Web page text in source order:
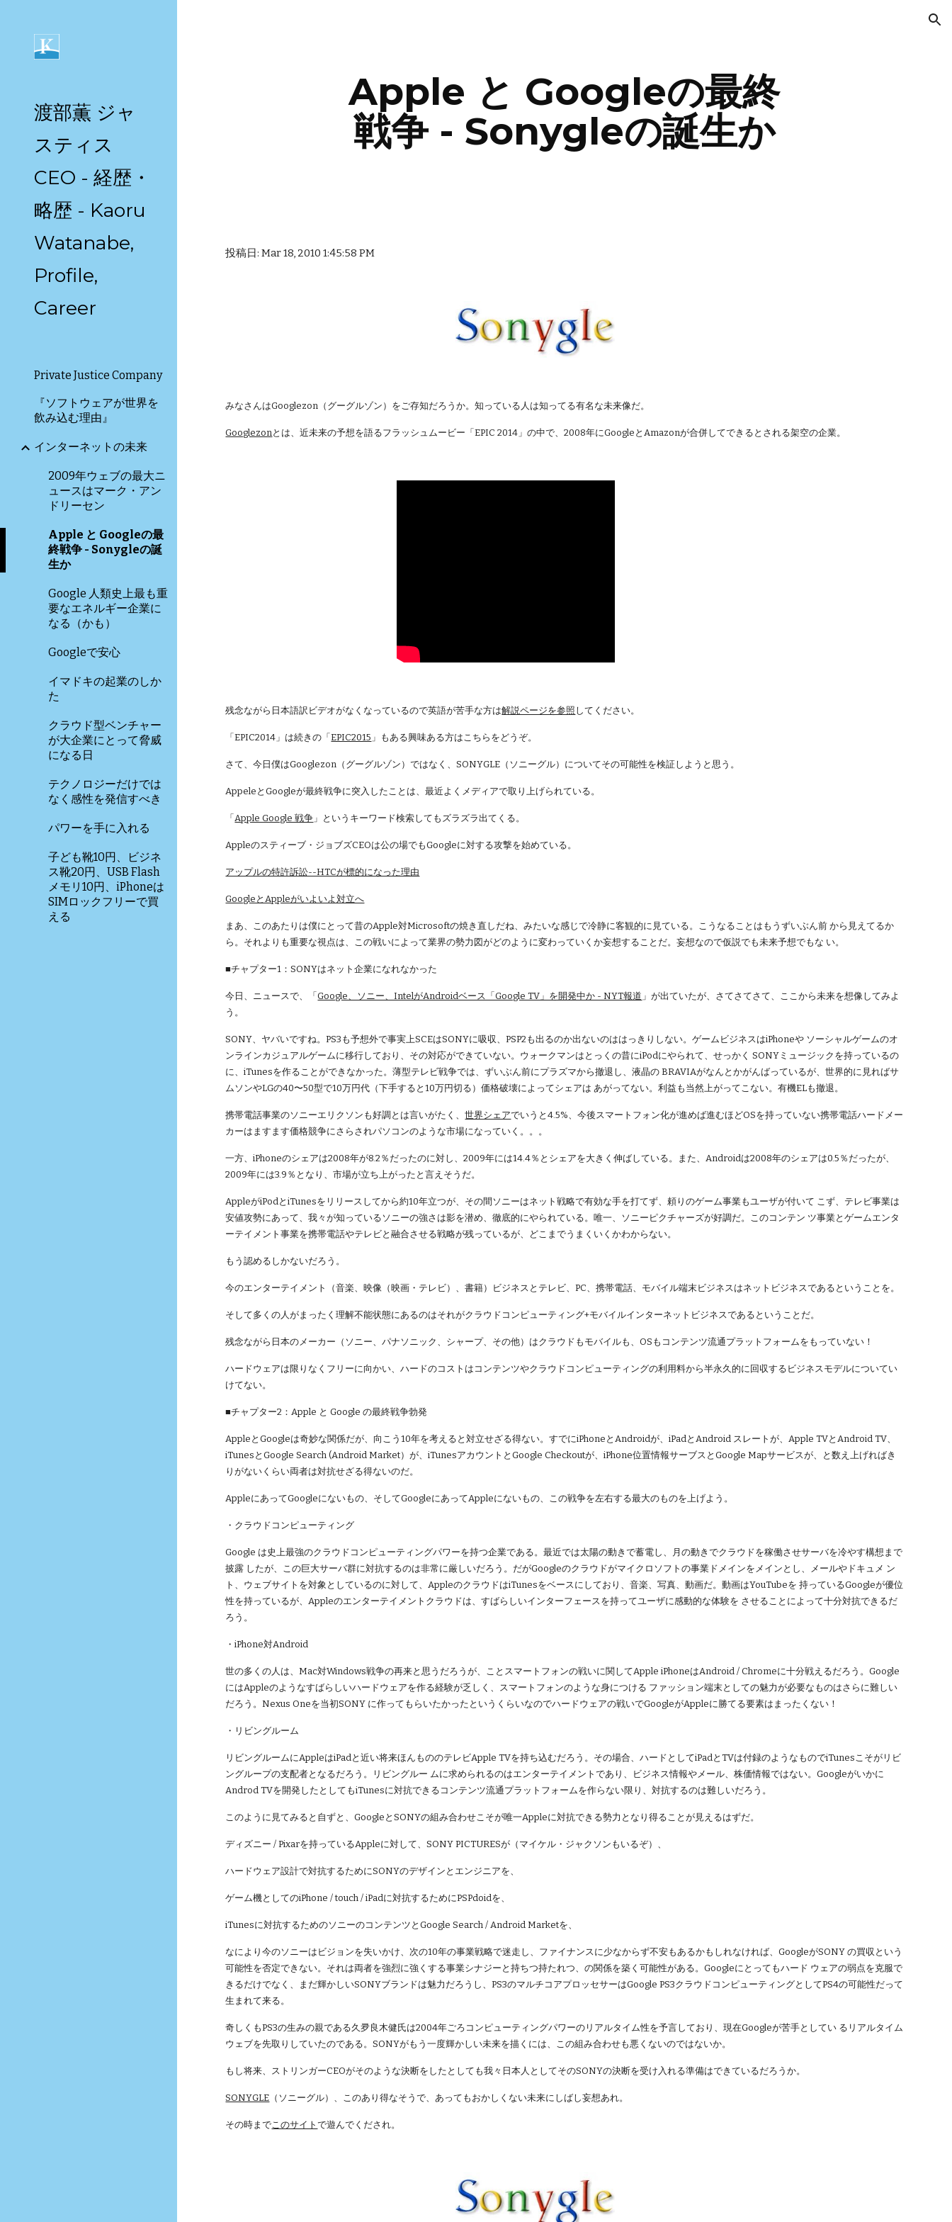
渡部薫 ジャ
スティス
CEO - 経歴・
略歴 - Kaoru
Watanabe,
Profile,
Career
Private Justice Company
『ソフトウェアが世界を
飲み込む理由』
インターネットの未来
2009年ウェブの最大ニ
ュースはマーク・アン
ドリーセン
Apple と Googleの最
終戦争 - Sonygleの誕
生か
Google 人類史上最も重
要なエネルギー企業に
なる（かも）
Googleで安心
イマドキの起業のしか
た
クラウド型ベンチャー
が大企業にとって脅威
になる日
テクノロジーだけでは
なく感性を発信すべき
パワーを手に入れる
子ども靴10円、ビジネ
ス靴20円、USB Flash
メモリ10円、iPhoneは
SIMロックフリーで買
える
Apple と Googleの最終
戦争 - Sonygleの誕生か
投稿日: Mar 18, 2010 1:45:58 PM
みなさんはGooglezon（グーグルゾン）をご存知だろうか。知っている人は知ってる有名な未来像だ。
Googlezonとは、近未来の予想を語るフラッシュムービー「EPIC 2014」の中で、2008年にGoogleとAmazonが合併してできるとされる架空の企業。
残念ながら日本語訳ビデオがなくなっているので英語が苦手な方は解説ページを参照 してください。
「EPIC2014」は続きの「EPIC2015 」もある興味ある方はこちらをどうぞ。
さて、今日僕はGooglezon（グーグルゾン）ではなく、SONYGLE（ソニーグル）についてその可能性を検証しようと思う。
AppeleとGoogleが最終戦争に突入したことは、最近よくメディアで取り上げられている。
「Apple Google 戦争 」というキーワード検索してもズラズラ出てくる。
Appleのスティーブ・ジョブズCEOは公の場でもGoogleに対する攻撃を始めている。
アップルの特許訴訟--HTCが標的になった理由
GoogleとAppleがいよいよ対立へ
まあ、このあたりは僕にとって昔のApple対Microsoftの焼き直しだね、みたいな感じで冷静に客観的に見ている。こうなることはもうずいぶん前 から見えてるか
ら。それよりも重要な視点は、この戦いによって業界の勢力図がどのように変わっていくか妄想することだ。妄想なので仮説でも未来予想でもな い。
■チャプター1：SONYはネット企業になれなかった
今日、ニュースで、「Google、ソニー、IntelがAndroidベース「Google TV」を開発中か - NYT報道 」が出ていたが、さてさてさて、ここから未来を想像してみよ
う。
SONY、ヤバいですね。PS3も予想外で事実上SCEはSONYに吸収、PSP2も出るのか出ないのははっきりしない。ゲームビジネスはiPhoneや ソーシャルゲームのオ
ンラインカジュアルゲームに移行しており、その対応ができていない。ウォークマンはとっくの昔にiPodにやられて、せっかく SONYミュージックを持っているの
に、iTunesを作ることができなかった。薄型テレビ戦争では、ずいぶん前にプラズマから撤退し、液晶の BRAVIAがなんとかがんばっているが、世界的に見ればサ
ムソンやLGの40〜50型で10万円代（下手すると10万円切る）価格破壊によってシェアは あがってない。利益も当然上がってこない。有機ELも撤退。
携帯電話事業のソニーエリクソンも好調とは言いがたく、世界シェアでいうと4.5%、今後スマートフォン化が進めば進むほどOSを持っていない携帯電話ハードメー
カーはますます価格競争にさらされパソコンのような市場になっていく。。。
一方、iPhoneのシェアは2008年が8.2％だったのに対し、2009年には14.4％とシェアを大きく伸ばしている。また、Androidは2008年のシェアは0.5％だったが、
2009年には3.9％となり、市場が立ち上がったと言えそうだ。
AppleがiPodとiTunesをリリースしてから約10年立つが、その間ソニーはネット戦略で有効な手を打てず、頼りのゲーム事業もユーザが付いて こず、テレビ事業は
安値攻勢にあって、我々が知っているソニーの強さは影を潜め、徹底的にやられている。唯一、ソニーピクチャーズが好調だ。このコンテン ツ事業とゲームエンタ
ーテイメント事業を携帯電話やテレビと融合させる戦略が残っているが、どこまでうまくいくかわからない。
もう認めるしかないだろう。
今のエンターテイメント（音楽、映像（映画・テレビ）、書籍）ビジネスとテレビ、PC、携帯電話、モバイル端末ビジネスはネットビジネスであるということを。
そして多くの人がまったく理解不能状態にあるのはそれがクラウドコンピューティング+モバイルインターネットビジネスであるということだ。
残念ながら日本のメーカー（ソニー、パナソニック、シャープ、その他）はクラウドもモバイルも、OSもコンテンツ流通プラットフォームをもっていない！
ハードウェアは限りなくフリーに向かい、ハードのコストはコンテンツやクラウドコンピューティングの利用料から半永久的に回収するビジネスモデルについてい
けてない。
■チャプター2：Apple と Google の最終戦争勃発
AppleとGoogleは奇妙な関係だが、向こう10年を考えると対立せざる得ない。すでにiPhoneとAndroidが、iPadとAndroid スレートが、Apple TVとAndroid TV、
iTunesとGoogle Search (Android Market）が、iTunesアカウントとGoogle Checkoutが、iPhone位置情報サーブスとGoogle Mapサービスが、と数え上げればき
りがないくらい両者は対抗せざる得ないのだ。
AppleにあってGoogleにないもの、そしてGoogleにあってAppleにないもの、この戦争を左右する最大のものを上げよう。
・クラウドコンピューティング
Google は史上最強のクラウドコンピューティングパワーを持つ企業である。最近では太陽の動きで蓄電し、月の動きでクラウドを稼働させサーバを冷やす構想まで
披露 したが、この巨大サーバ群に対抗するのは非常に厳しいだろう。だがGoogleのクラウドがマイクロソフトの事業ドメインをメインとし、メールやドキュメ ン
ト、ウェブサイトを対象としているのに対して、AppleのクラウドはiTunesをベースにしており、音楽、写真、動画だ。動画はYouTubeを 持っているGoogleが優位
性を持っているが、Appleのエンターテイメントクラウドは、すばらしいインターフェースを持ってユーザに感動的な体験を させることによって十分対抗できるだ
ろう。
・iPhone対Android
世の多くの人は、Mac対Windows戦争の再来と思うだろうが、ことスマートフォンの戦いに関してApple iPhoneはAndroid / Chromeに十分戦えるだろう。Google
にはAppleのようなすばらしいハードウェアを作る経験が乏しく、スマートフォンのような身につける ファッション端末としての魅力が必要なものはさらに難しい
だろう。Nexus Oneを当初SONY に作ってもらいたかったというくらいなのでハードウェアの戦いでGoogleがAppleに勝てる要素はまったくない！
・リビングルーム
リビングルームにAppleはiPadと近い将来ほんもののテレビApple TVを持ち込むだろう。その場合、ハードとしてiPadとTVは付録のようなものでiTunesこそがリビ
ングループの支配者となるだろう。リビングルー ムに求められるのはエンターテイメントであり、ビジネス情報やメール、株価情報ではない。Googleがいかに
Androd TVを開発したとしてもiTunesに対抗できるコンテンツ流通プラットフォームを作らない限り、対抗するのは難しいだろう。
このように見てみると自ずと、GoogleとSONYの組み合わせこそが唯一Appleに対抗できる勢力となり得ることが見えるはずだ。
ディズニー / Pixarを持っているAppleに対して、SONY PICTURESが（マイケル・ジャクソンもいるぞ）、
ハードウェア設計で対抗するためにSONYのデザインとエンジニアを、
ゲーム機としてのiPhone / touch / iPadに対抗するためにPSPdoidを、
iTunesに対抗するためのソニーのコンテンツとGoogle Search / Android Marketを、
なにより今のソニーはビジョンを失いかけ、次の10年の事業戦略で迷走し、ファイナンスに少なからず不安もあるかもしれなければ、GoogleがSONY の買収という
可能性を否定できない。それは両者を強烈に強くする事業シナジーと持ちつ持たれつ、の関係を築く可能性がある。Googleにとってもハード ウェアの弱点を克服で
きるだけでなく、まだ輝かしいSONYブランドは魅力だろうし、PS3のマルチコアプロッセサーはGoogle PS3クラウドコンピューティングとしてPS4の可能性だって
生まれて来る。
奇しくもPS3の生みの親である久夛良木健氏は2004年ごろコンピューティングパワーのリアルタイム性を予言しており、現在Googleが苦手としてい るリアルタイム
ウェブを先取りしていたのである。SONYがもう一度輝かしい未来を描くには、この組み合わせも悪くないのではないか。
もし将来、ストリンガーCEOがそのような決断をしたとしても我々日本人としてそのSONYの決断を受け入れる準備はできているだろうか。
SONYGLE （ソニーグル）、このあり得なそうで、あってもおかしくない未来にしばし妄想あれ。
その時までこのサイトで遊んでくだされ。